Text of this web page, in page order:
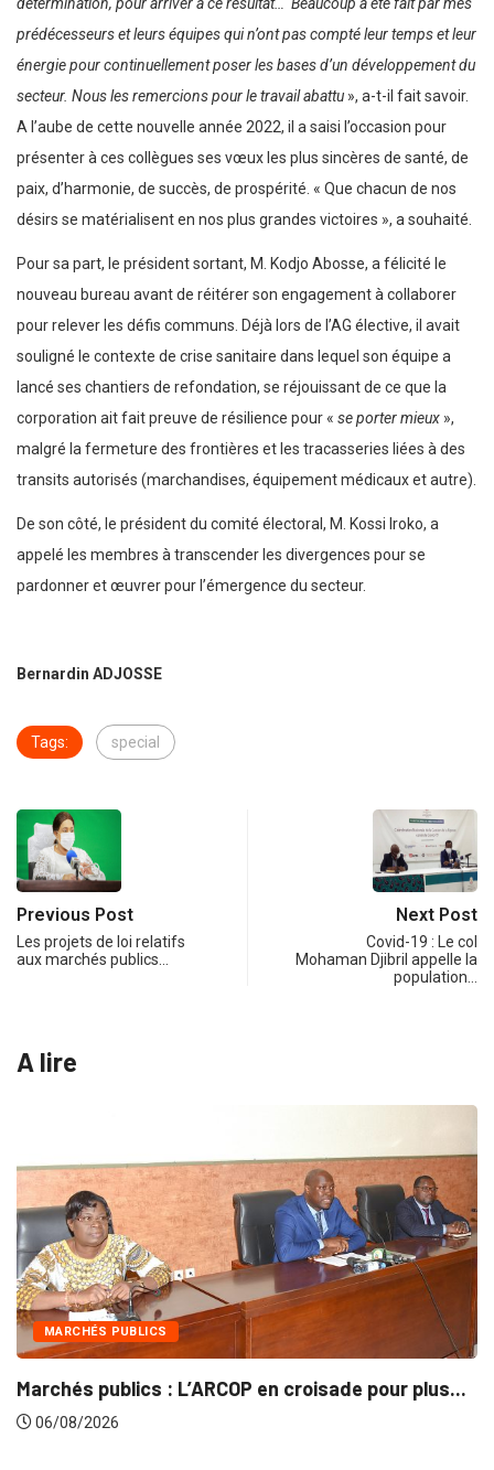
prédécesseurs et leurs équipes qui n’ont pas compté leur temps et leur
énergie pour continuellement poser les bases d’un développement du
secteur. Nous les remercions pour le travail abattu », a-t-il fait savoir.
A l’aube de cette nouvelle année 2022, il a saisi l’occasion pour
présenter à ces collègues ses vœux les plus sincères de santé, de
paix, d’harmonie, de succès, de prospérité. « Que chacun de nos
désirs se matérialisent en nos plus grandes victoires », a souhaité.
Pour sa part, le président sortant, M. Kodjo Abosse, a félicité le
nouveau bureau avant de réitérer son engagement à collaborer
pour relever les défis communs. Déjà lors de l’AG élective, il avait
souligné le contexte de crise sanitaire dans lequel son équipe a
lancé ses chantiers de refondation, se réjouissant de ce que la
corporation ait fait preuve de résilience pour « se porter mieux »,
malgré la fermeture des frontières et les tracasseries liées à des
transits autorisés (marchandises, équipement médicaux et autre).
De son côté, le président du comité électoral, M. Kossi Iroko, a
appelé les membres à transcender les divergences pour se
pardonner et œuvrer pour l’émergence du secteur.
Bernardin ADJOSSE
Tags: special
Previous Post
Les projets de loi relatifs
aux marchés publics…
Next Post
Covid-19 : Le col
Mohaman Djibril appelle la
population…
A lire
en croisade pour plus...
INTÉGRATION RÉGIONALE
Gestion concertée et